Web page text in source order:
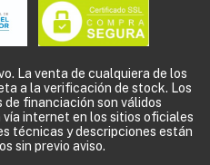
La venta de cualquiera de los
a la verificación de stock. Los
de financiación son válidos
internet en los sitios oficiales
técnicas y descripciones están
sin previo aviso.